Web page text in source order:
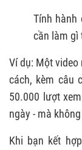
Tính hành
cần làm gì
Ví dụ: Một video
cách, kèm câu
50.000 lượt
ngày - mà
Khi bạn kết